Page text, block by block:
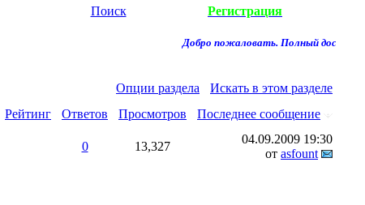
Поиск Регистрация
Добро пожаловать. Полный доступ к
Опции раздела
Искать в этом разделе
Рейтинг
Ответов Просмотров
Последнее сообщение
0 13,327
04.09.2009 19:30
от asfount